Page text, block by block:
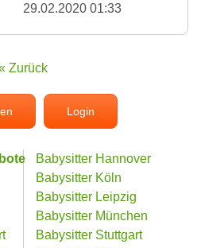
29.02.2020 01:33
Zurück
Login
Babysitter Hannover
Babysitter Köln
Babysitter Leipzig
Babysitter München
Babysitter Stuttgart